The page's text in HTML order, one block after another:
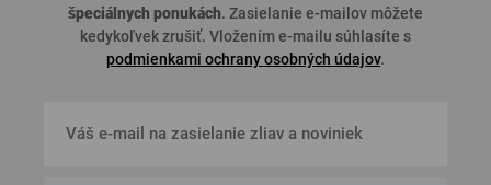
špeciálnych ponukách. Zasielanie e-mailov môžete
kedykoľvek zrušiť. Vložením e-mailu súhlasíte s
podmienkami ochrany osobných údajov.